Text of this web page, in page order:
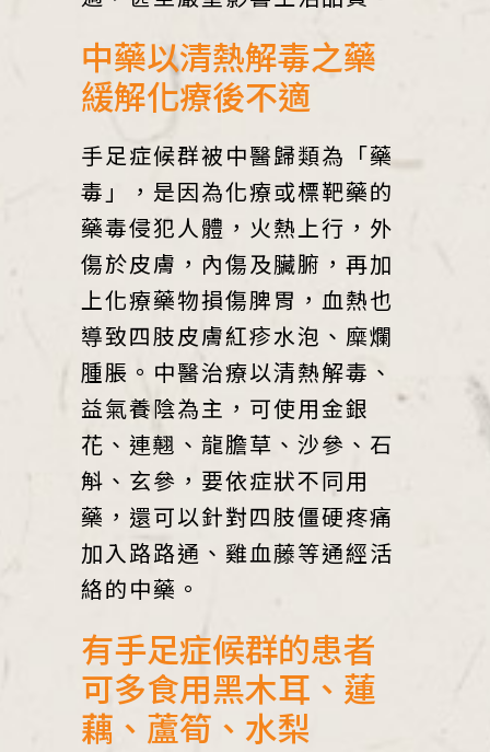
中藥以清熱解毒之藥
緩解化療後不適
手足症候群被中醫歸類為「藥
毒」，是因為化療或標靶藥的
藥毒侵犯人體，火熱上行，外
傷於皮膚，內傷及臟腑，再加
上化療藥物損傷脾胃，血熱也
導致四肢皮膚紅疹水泡、糜爛
腫脹。中醫治療以清熱解毒、
益氣養陰為主，可使用金銀
花、連翹、龍膽草、沙參、石
斛、玄參，要依症狀不同用
藥，還可以針對四肢僵硬疼痛
加入路路通、雞血藤等通經活
絡的中藥。
有手足症候群的患者
可多食用黑木耳、蓮
藕、蘆筍、水梨